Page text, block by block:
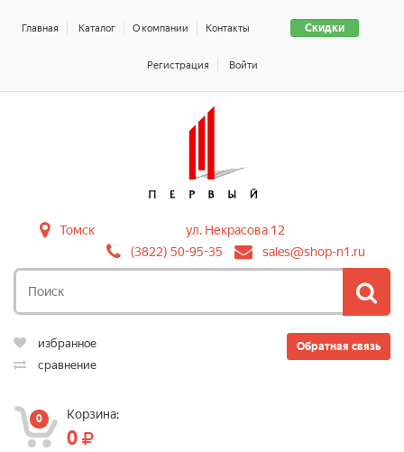
Скидки
Главная Каталог О компании Контакты
Регистрация Войти
Томск
ул. Некрасова 12
(3822) 50-95-35
sales@shop-n1.ru
Обратная связь
избранное
сравнение
0 Корзина:
0